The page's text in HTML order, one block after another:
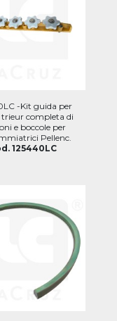
-Kit guida per
trieur completa di
e boccole per
Pellenc.
125440LC